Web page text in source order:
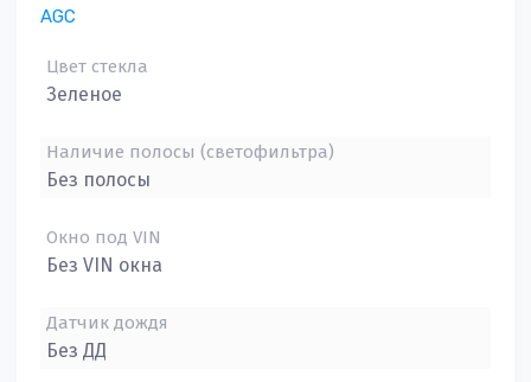
AGC
Цвет стекла
Зеленое
Наличие полосы (светофильтра)
Без полосы
Окно под VIN
Без VIN окна
Датчик дождя
Без ДД